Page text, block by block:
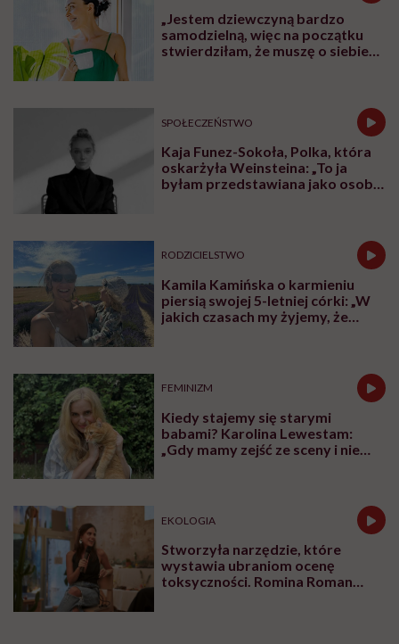
„Jestem dziewczyną bardzo
samodzielną, więc na początku
stwierdziłam, że muszę o siebie
SPOŁECZEŃSTWO
Kaja Funez-Sokoła, Polka, która
oskarżyła Weinsteina: „To ja
byłam przedstawiana jako osoba,
RODZICIELSTWO
Kamila Kamińska o karmieniu
piersią swojej 5-letniej córki: „W
jakich czasach my żyjemy, że
FEMINIZM
Kiedy stajemy się starymi
babami? Karolina Lewestam:
„Gdy mamy zejść ze sceny i nie
EKOLOGIA
Stworzyła narzędzie, które
wystawia ubraniom ocenę
toksyczności. Romina Roman